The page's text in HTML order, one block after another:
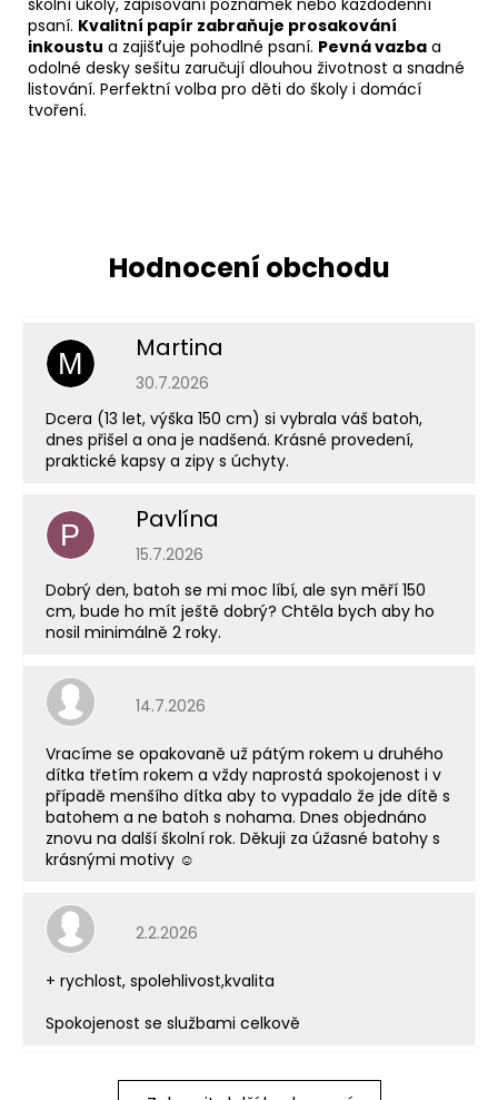
školní úkoly, zapisování poznámek nebo každodenní
psaní. Kvalitní papír zabraňuje prosakování
inkoustu a zajišťuje pohodlné psaní. Pevná vazba a
odolné desky sešitu zaručují dlouhou životnost a snadné
listování. Perfektní volba pro děti do školy i domácí
tvoření.
M Martina
Hodnocení obchodu je 5 z 5 hvězdiček.
30.7.2026
Dcera (13 let, výška 150 cm) si vybrala váš batoh,
dnes přišel a ona je nadšená. Krásné provedení,
praktické kapsy a zipy s úchyty.
P Pavlína
Hodnocení obchodu je 5 z 5 hvězdiček.
15.7.2026
Dobrý den, batoh se mi moc líbí, ale syn měří 150
cm, bude ho mít ještě dobrý? Chtěla bych aby ho
nosil minimálně 2 roky.
Hodnocení obchodu je 5 z 5 hvězdiček.
14.7.2026
Vracíme se opakovaně už pátým rokem u druhého
dítka třetím rokem a vždy naprostá spokojenost i v
případě menšího dítka aby to vypadalo že jde dítě s
batohem a ne batoh s nohama. Dnes objednáno
znovu na další školní rok. Děkuji za úžasné batohy s
krásnými motivy ☺️
Hodnocení obchodu je 5 z 5 hvězdiček.
2.2.2026
+ rychlost, spolehlivost,kvalita
Spokojenost se službami celkově